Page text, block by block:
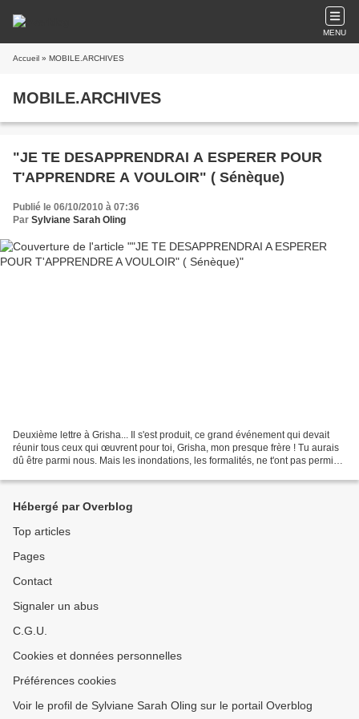
MENU
Accueil » MOBILE.ARCHIVES
MOBILE.ARCHIVES
"JE TE DESAPPRENDRAI A ESPERER POUR
T'APPRENDRE A VOULOIR" ( Sénèque)
Publié le 06/10/2010 à 07:36
Par Sylviane Sarah Oling
Deuxième lettre à Grisha... Il s'est produit, ce grand événement qui devait
réunir tous ceux qui œuvrent pour toi, Grisha, mon presque frère ! Tu aurais
dû être parmi nous. Mais les inondations, les formalités, ne t'ont pas permis
Hébergé par Overblog
Top articles
Pages
Contact
Signaler un abus
C.G.U.
Cookies et données personnelles
Préférences cookies
Voir le profil de Sylviane Sarah Oling sur le portail Overblog